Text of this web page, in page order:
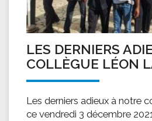
LES DERNIERS
COLLÈGUE LÉON
Les derniers adieux à notre
ce vendredi 3 décembre